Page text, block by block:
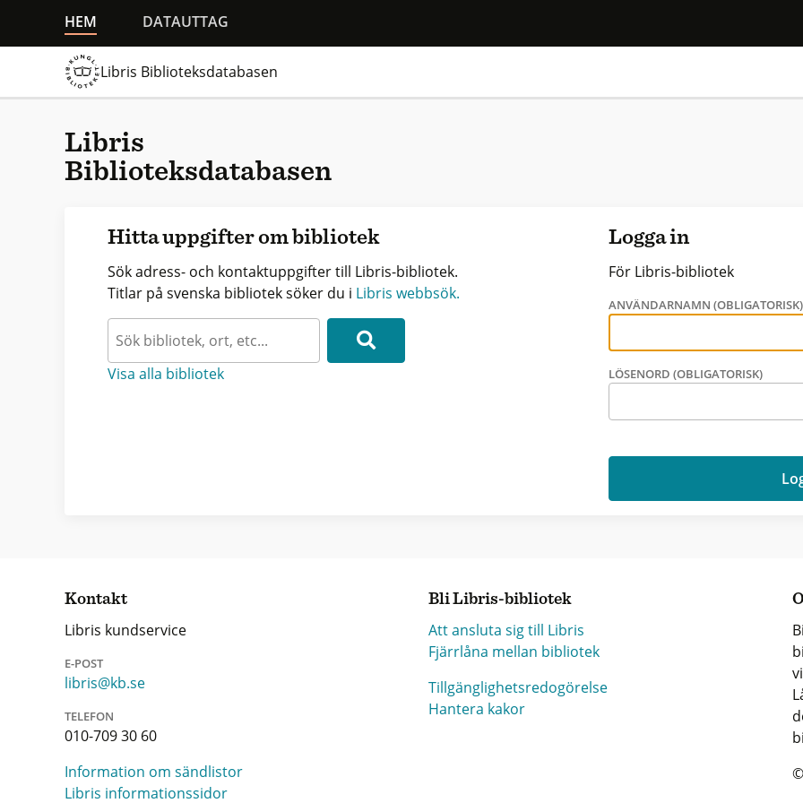
HEM DATAUTTAG
Libris Biblioteksdatabasen
Libris
Biblioteksdatabasen
Hitta uppgifter om bibliotek
Sök adress- och kontaktuppgifter till Libris-bibliotek.
Titlar på svenska bibliotek söker du i Libris webbsök.
Visa alla bibliotek
Logga in
För Libris-bibliotek
ANVÄNDARNAMN (OBLIGATORISK)
LÖSENORD (OBLIGATORISK)
Kontakt
Libris kundservice
E-POST
libris@kb.se
TELEFON
010-709 30 60
Information om sändlistor
Libris informationssidor
Bli Libris-bibliotek
Att ansluta sig till Libris
Fjärrlåna mellan bibliotek
Tillgänglighetsredogörelse
Hantera kakor